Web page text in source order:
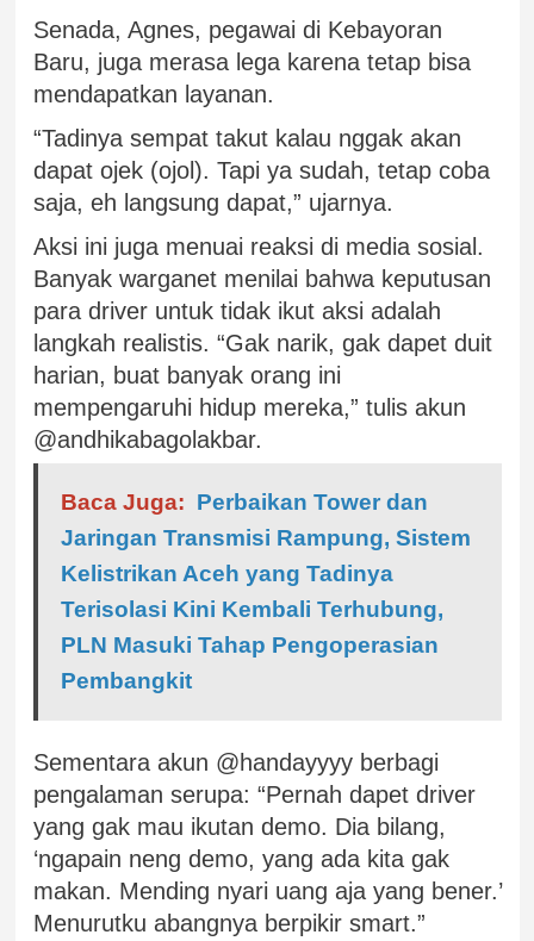
Senada, Agnes, pegawai di Kebayoran
Baru, juga merasa lega karena tetap bisa
mendapatkan layanan.
“Tadinya sempat takut kalau nggak akan
dapat ojek (ojol). Tapi ya sudah, tetap coba
saja, eh langsung dapat,” ujarnya.
Aksi ini juga menuai reaksi di media sosial.
Banyak warganet menilai bahwa keputusan
para driver untuk tidak ikut aksi adalah
langkah realistis. “Gak narik, gak dapet duit
harian, buat banyak orang ini
mempengaruhi hidup mereka,” tulis akun
@andhikabagolakbar.
Baca Juga: Perbaikan Tower dan
Jaringan Transmisi Rampung, Sistem
Kelistrikan Aceh yang Tadinya
Terisolasi Kini Kembali Terhubung,
PLN Masuki Tahap Pengoperasian
Pembangkit
Sementara akun @handayyyy berbagi
pengalaman serupa: “Pernah dapet driver
yang gak mau ikutan demo. Dia bilang,
‘ngapain neng demo, yang ada kita gak
makan. Mending nyari uang aja yang bener.’
Menurutku abangnya berpikir smart.”